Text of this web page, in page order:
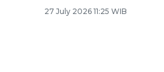
27 July 2026 11:25 WIB